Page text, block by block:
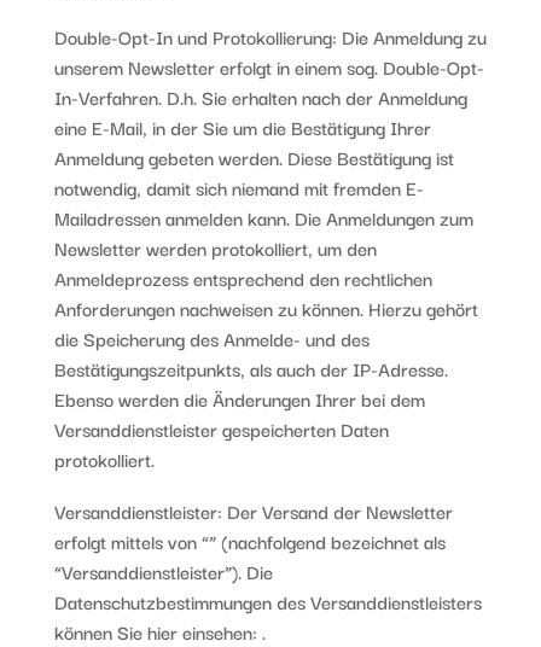
Double-Opt-In und Protokollierung: Die Anmeldung zu
unserem Newsletter erfolgt in einem sog. Double-Opt-
In-Verfahren. D.h. Sie erhalten nach der Anmeldung
eine E-Mail, in der Sie um die Bestätigung Ihrer
Anmeldung gebeten werden. Diese Bestätigung ist
notwendig, damit sich niemand mit fremden E-
Mailadressen anmelden kann. Die Anmeldungen zum
Newsletter werden protokolliert, um den
Anmeldeprozess entsprechend den rechtlichen
Anforderungen nachweisen zu können. Hierzu gehört
die Speicherung des Anmelde- und des
Bestätigungszeitpunkts, als auch der IP-Adresse.
Ebenso werden die Änderungen Ihrer bei dem
Versanddienstleister gespeicherten Daten
protokolliert.
Versanddienstleister: Der Versand der Newsletter
erfolgt mittels von “” (nachfolgend bezeichnet als
“Versanddienstleister”). Die
Datenschutzbestimmungen des Versanddienstleisters
können Sie hier einsehen: .